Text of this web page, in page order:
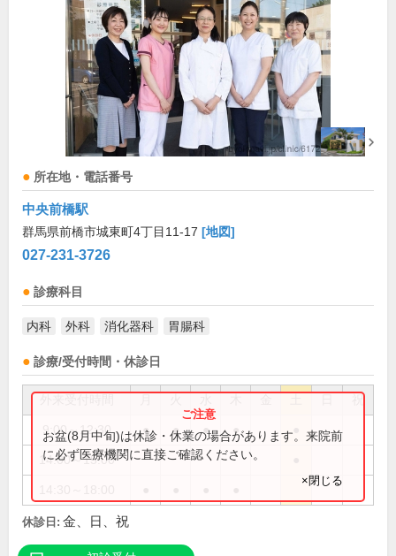
所在地・電話番号
中央前橋駅
群馬県前橋市城東町4丁目11-17 [地図]
027-231-3726
診療科目
内科 外科 消化器科 胃腸科
診療/受付時間・休診日
祝
9:00～12:30 ● ● ● ●
14:00～15:00
お盆(8月中旬)は休診・休業の場合があります。来院前
に必ず医療機関に直接ご確認ください。
×閉じる
休診日: 金、日、祝